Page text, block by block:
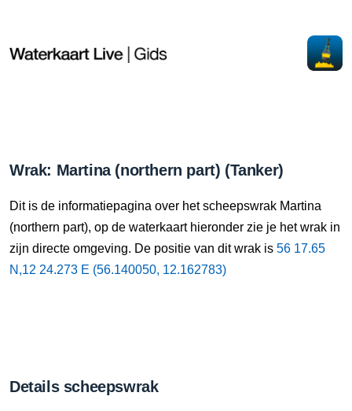
Wrak: Martina (northern part) (Tanker)
Dit is de informatiepagina over het scheepswrak Martina
(northern part), op de waterkaart hieronder zie je het wrak in
zijn directe omgeving. De positie van dit wrak is 56 17.65
N,12 24.273 E (56.140050, 12.162783)
Details scheepswrak